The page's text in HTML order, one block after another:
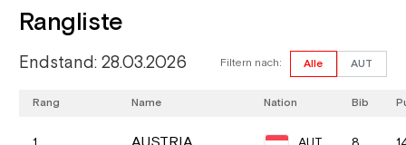
Rangliste
Endstand: 28.03.2026 Filtern nach: Alle AUT
Rang Name Nation Bib